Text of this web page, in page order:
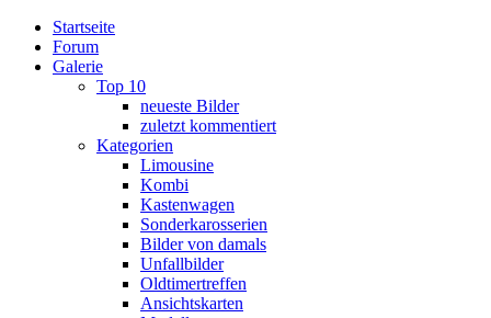
Startseite
Forum
Galerie
Top 10
neueste Bilder
zuletzt kommentiert
Kategorien
Limousine
Kombi
Kastenwagen
Sonderkarosserien
Bilder von damals
Unfallbilder
Oldtimertreffen
Ansichtskarten